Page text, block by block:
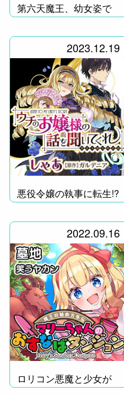
第六天魔王、幼女姿で
降臨！
2023.12.19
悪役令嬢の執事に転生!?
2022.09.16
ロリコン悪魔と少女が
大冒険!?